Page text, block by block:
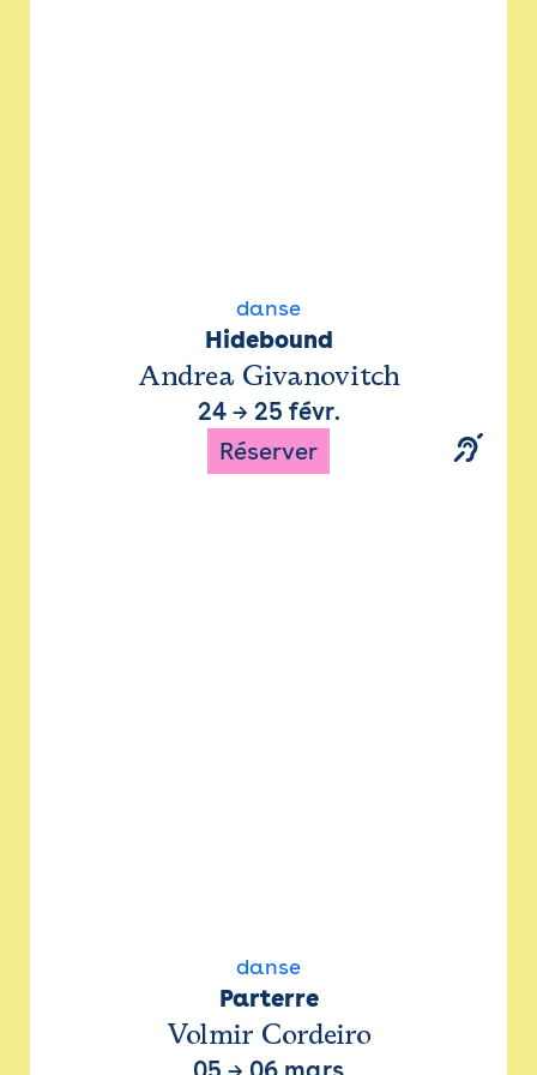
danse
Hidebound
Andrea Givanovitch
24→ 25 févr.
Réserver
danse
Parterre
Volmir Cordeiro